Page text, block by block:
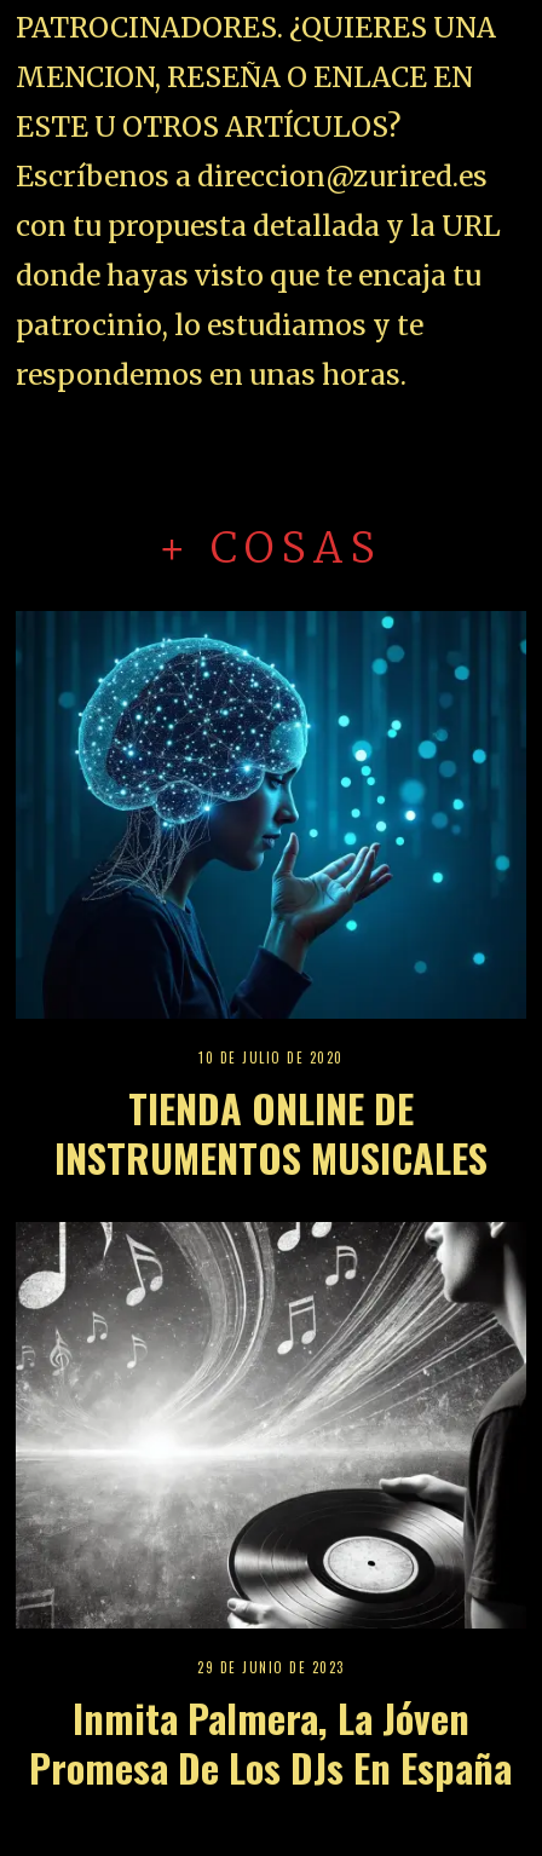
PATROCINADORES. ¿QUIERES UNA
MENCION, RESEÑA O ENLACE EN
ESTE U OTROS ARTÍCULOS?
Escríbenos a direccion@zurired.es
con tu propuesta detallada y la URL
donde hayas visto que te encaja tu
patrocinio, lo estudiamos y te
respondemos en unas horas.
+ COSAS
10 DE JULIO DE 2020
TIENDA ONLINE DE
INSTRUMENTOS MUSICALES
29 DE JUNIO DE 2023
Inmita Palmera, La Jóven
Promesa De Los DJs En España